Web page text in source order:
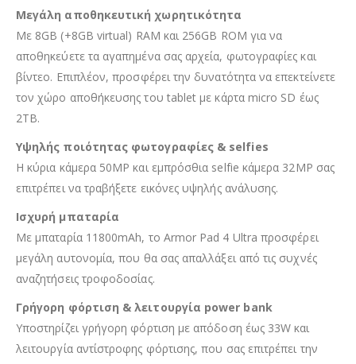
Μεγάλη αποθηκευτική χωρητικότητα
Με 8GB (+8GB virtual) RAM και 256GB ROM για να
αποθηκεύετε τα αγαπημένα σας αρχεία, φωτογραφίες και
βίντεο. Επιπλέον, προσφέρει την δυνατότητα να επεκτείνετε
τον χώρο αποθήκευσης του tablet με κάρτα micro SD έως
2TB.
Υψηλής ποιότητας φωτογραφίες & selfies
Η κύρια κάμερα 50MP και εμπρόσθια selfie κάμερα 32MP σας
επιτρέπει να τραβήξετε εικόνες υψηλής ανάλυσης.
Ισχυρή μπαταρία
Με μπαταρία 11800mAh, το Armor Pad 4 Ultra προσφέρει
μεγάλη αυτονομία, που θα σας απαλλάξει από τις συχνές
αναζητήσεις τροφοδοσίας.
Γρήγορη φόρτιση & λειτουργία power bank
Υποστηρίζει γρήγορη φόρτιση με απόδοση έως 33W και
λειτουργία αντίστροφης φόρτισης, που σας επιτρέπει την